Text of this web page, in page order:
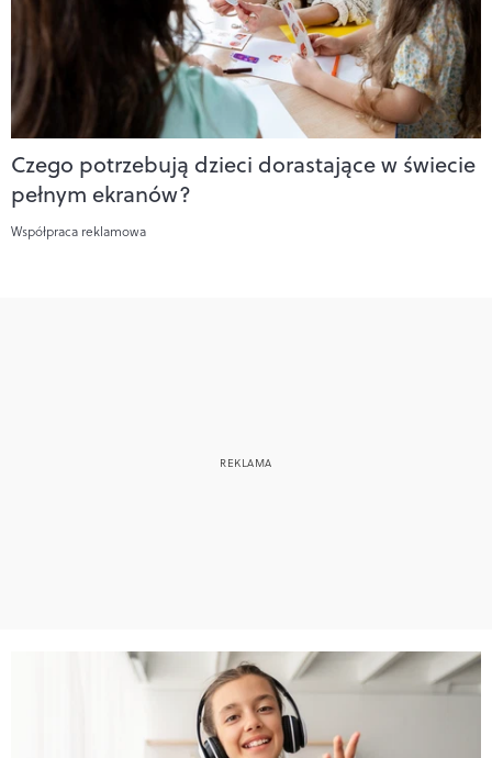
Czego potrzebują dzieci dorastające w świecie
pełnym ekranów?
Współpraca reklamowa